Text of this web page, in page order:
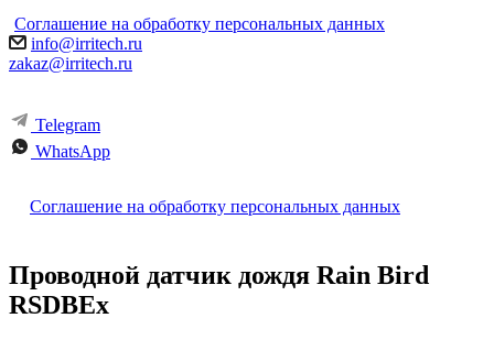
Соглашение на обработку персональных данных
info@irritech.ru
zakaz@irritech.ru
Telegram
WhatsApp
Соглашение на обработку персональных данных
Проводной датчик дождя Rain Bird
RSDBEx